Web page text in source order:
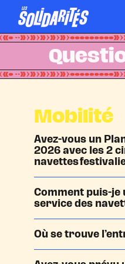
Mobilité
Avez-vous un
2026 avec les 2
navettes
Comment puis-
service des
Où se trouve